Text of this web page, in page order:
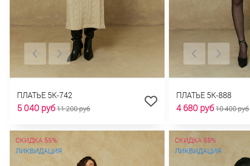
ПЛАТЬЕ 5К-742
5 040 руб11 200 руб
ПЛАТЬЕ 5К-888
4 680 руб10 400 руб
СКИДКА 55%
ЛИКВИДАЦИЯ
СКИДКА 55%
ЛИКВИДАЦИЯ